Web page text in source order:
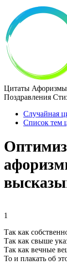
Цитаты
Поздравления
Случайная
Список тем
1
Так как
Так как свыше
Так как вечные
То и плакать об